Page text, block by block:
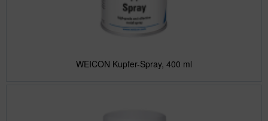
WEICON Kupfer-Spray, 400 ml